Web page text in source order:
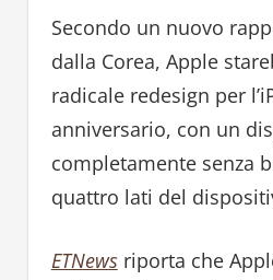
Secondo un nuovo
dalla Corea, Apple
radicale redesign per
anniversario, con un
completamente senza
quattro lati del
ETNewsriporta che